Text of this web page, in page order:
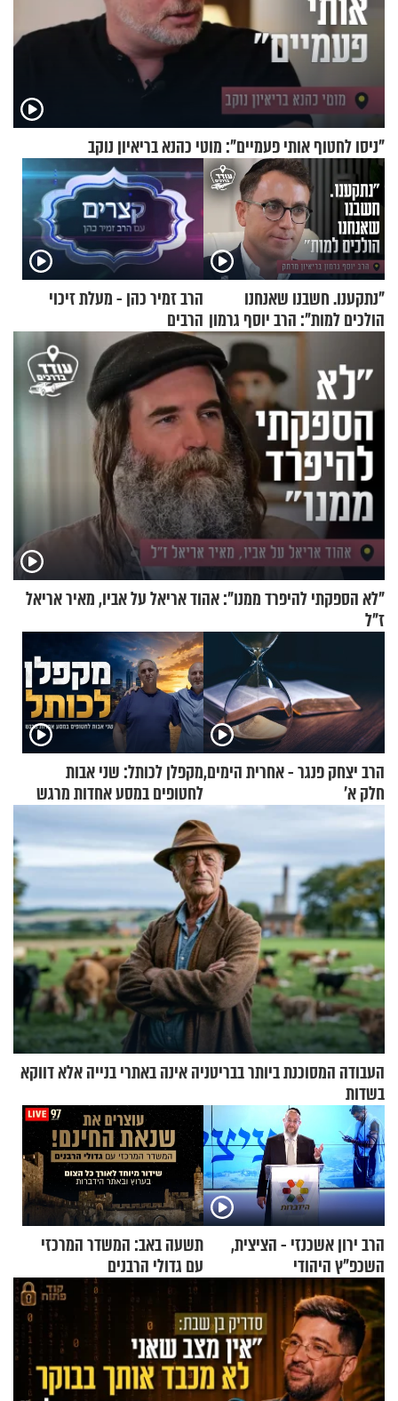
"ניסו לחטוף אותי פעמיים": מוטי כהנא בריאיון נוקב
"נתקענו. חשבנו שאנחנו
הולכים למות": הרב יוסף גרמון
הרב זמיר כהן - מעלת זיכוי
הרבים
"לא הספקתי להיפרד ממנו": אהוד אריאל על אביו, מאיר אריאל
ז"ל
הרב יצחק פנגר - אחרית הימים,
חלק א’
מקפלן לכותל: שני אבות
לחטופים במסע אחדות מרגש
העבודה המסוכנת ביותר בבריטניה אינה באתרי בנייה אלא דווקא
בשדות
הרב ירון אשכנזי - הציצית,
השכפ"ץ היהודי
תשעה באב: המשדר המרכזי
עם גדולי הרבנים